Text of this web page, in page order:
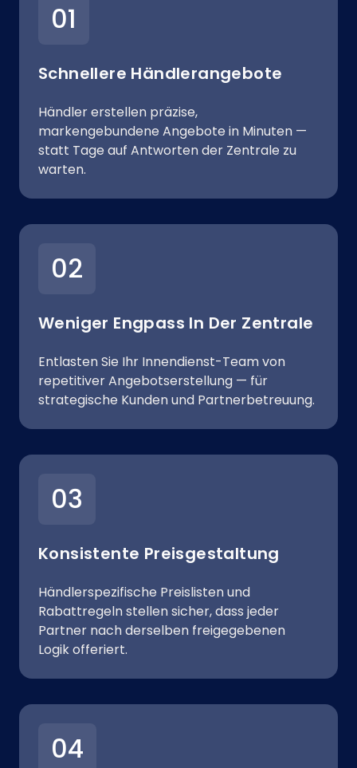
01
Schnellere Händlerangebote
Händler erstellen präzise,
markengebundene Angebote in Minuten —
statt Tage auf Antworten der Zentrale zu
warten.
02
Weniger Engpass In Der Zentrale
Entlasten Sie Ihr Innendienst-Team von
repetitiver Angebotserstellung — für
strategische Kunden und Partnerbetreuung.
03
Konsistente Preisgestaltung
Händlerspezifische Preislisten und
Rabattregeln stellen sicher, dass jeder
Partner nach derselben freigegebenen
Logik offeriert.
04